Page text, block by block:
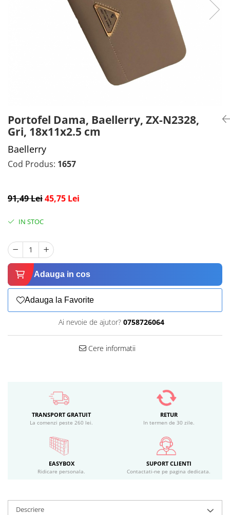
Portofel Dama, Baellerry, ZX-N2328,
Gri, 18x11x2.5 cm
Baellerry
Cod Produs: 1657
91,49 Lei45,75 Lei
IN STOC
Adauga in cos
Adauga la Favorite
Ai nevoie de ajutor? 0758726064
Cere informatii
TRANSPORT GRATUIT
La comenzi peste 260 lei.
RETUR
In termen de 30 zile.
EASYBOX
Ridicare personala.
SUPORT CLIENTI
Contactati-ne pe pagina dedicata.
Descriere